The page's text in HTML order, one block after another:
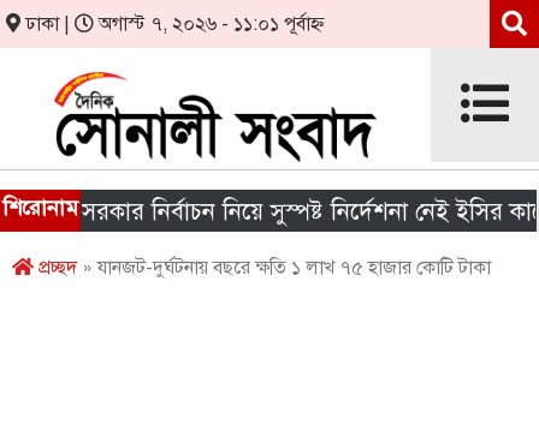
ঢাকা | অগাস্ট ৭, ২০২৬ - ১১:০১ পূর্বাহ্ন
শিরোনাম
সরকার নির্বাচন নিয়ে সুস্পষ্ট নির্দেশনা নেই ইসির কাছে
প্রচ্ছদ» যানজট-দুর্ঘটনায় বছরে ক্ষতি ১ লাখ ৭৫ হাজার কোটি টাকা